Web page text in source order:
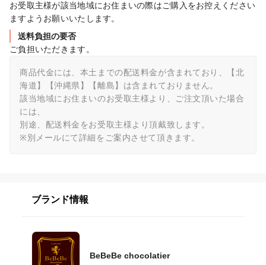
お受取主様が該当地域にお住まいの際はご購入をお控えください
ますようお願いいたします。
送料負担の要否
ご負担いただきます。
商品代金には、本土までの配送料金が含まれており、【北
海道】【沖縄県】【離島】は含まれておりません。
該当地域にお住まいのお受取主様より、ご注文頂いた場合
には、
別途、配送料金をお受取主様より頂戴致します。
※別メールにて詳細をご案内させて頂きます。
ブランド情報
BeBeBe chocolatier